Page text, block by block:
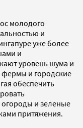
молодого
и
уже более
и
уровень шума и
фермы и городские
обеспечить
и зеленые
притяжения.